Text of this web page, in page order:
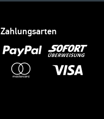
Zahlungsarten